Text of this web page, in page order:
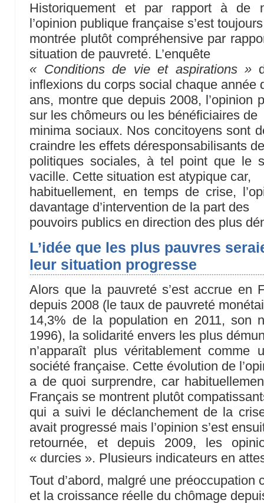
Historiquement et par rapport à de
l’opinion publique française s’est toujours
montrée plutôt compréhensive par
situation de pauvreté. L’enquête
« Conditions de vie et aspirations »
inflexions du corps social chaque année
ans, montre que depuis 2008, l’opinion
sur les chômeurs ou les bénéficiaires de
minima sociaux. Nos concitoyens sont
craindre les effets déresponsabilisants
politiques sociales, à tel point que le
vacille. Cette situation est atypique car,
habituellement, en temps de crise,
davantage d’intervention de la part des
pouvoirs publics en direction des plus
L’idée que les plus pauvres
leur situation progresse
Alors que la pauvreté s’est accrue en
depuis 2008 (le taux de pauvreté
14,3% de la population en 2011, son
1996), la solidarité envers les plus
n’apparaît plus véritablement
société française. Cette évolution de
a de quoi surprendre, car
Français se montrent plutôt
qui a suivi le déclanchement de la
avait progressé mais l’opinion s’est
retournée, et depuis 2009, les
« durcies ». Plusieurs indicateurs en
Tout d’abord, malgré une préoccupation
et la croissance réelle du chômage